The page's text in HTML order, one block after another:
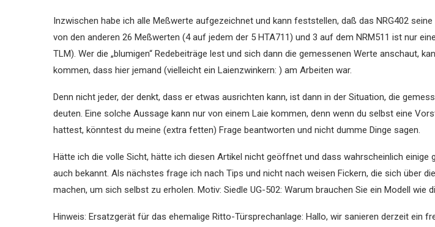
Inzwischen habe ich alle Meßwerte aufgezeichnet und kann feststellen, daß das NRG402
von den anderen 26 Meßwerten (4 auf jedem der 5 HTA711) und 3 auf dem NRM511 ist nur
TLM). Wer die „blumigen“ Redebeiträge lest und sich dann die gemessenen Werte anschaut,
kommen, dass hier jemand (vielleicht ein Laienzwinkern: ) am Arbeiten war.
Denn nicht jeder, der denkt, dass er etwas ausrichten kann, ist dann in der Situation, die
deuten. Eine solche Aussage kann nur von einem Laie kommen, denn wenn du selbst eine
hattest, könntest du meine (extra fetten) Frage beantworten und nicht dumme Dinge sagen.
Hätte ich die volle Sicht, hätte ich diesen Artikel nicht geöffnet und dass wahrscheinlich einige
auch bekannt. Als nächstes frage ich nach Tips und nicht nach weisen Fickern, die sich über
machen, um sich selbst zu erholen. Motiv: Siedle UG-502: Warum brauchen Sie ein Modell wie
Hinweis: Ersatzgerät für das ehemalige Ritto-Türsprechanlage: Hallo, wir sanieren derzeit ein